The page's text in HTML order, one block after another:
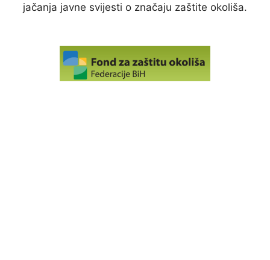
jačanja javne svijesti o značaju zaštite okoliša.